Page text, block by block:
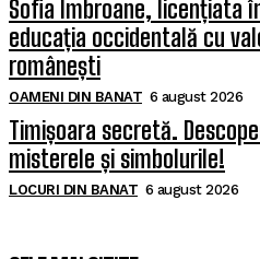
Sofia Imbroane, licențiata
educația occidentală cu
românești
OAMENI DIN BANAT 6 august 2026
Timișoara secretă.
misterele și simbolurile!
LOCURI DIN BANAT 6 august 2026